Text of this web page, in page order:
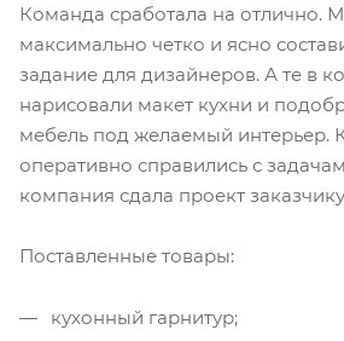
Команда сработала на отлично.
максимально четко и ясно
задание для дизайнеров. А те в
нарисовали макет кухни и
мебель под желаемый интерьер.
оперативно справились с
компания сдала проект
Поставленные товары:
кухонный гарнитур;